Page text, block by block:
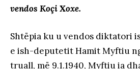
vendos Koçi Xoxe.
Shtëpia ku u vendos diktatori
e ish-deputetit Hamit Myftiu
truall, më 9.1.1940, Myftiu ia